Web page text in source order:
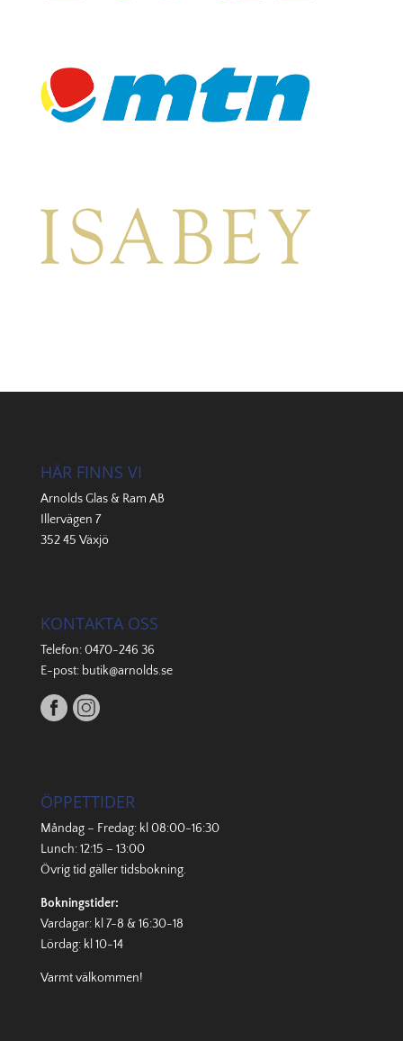
HÄR FINNS VI
Arnolds Glas & Ram AB
Illervägen 7
352 45 Växjö
KONTAKTA OSS
Telefon:0470-246 36
E-post: butik@arnolds.se
ÖPPETTIDER
Måndag – Fredag: kl 08:00-16:30
Lunch: 12:15 – 13:00
Övrig tid gällertidsbokning.
Bokningstider:
Vardagar: kl 7-8 & 16:30-18
Lördag: kl 10-14
Varmt välkommen!